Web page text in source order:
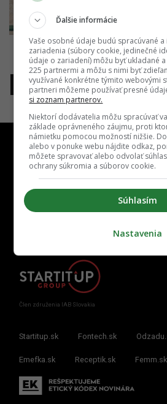
Kontakt Inzercia Cenník
Člen združenia IAB Slovakia
Startitup.sk Fontech.sk
Emefka.sk Receptik.sk Femm.sk
Ďalšie informácie
Vaše osobné údaje budú spracúvané
zariadenia (súbory cookie, jedinečné
údaje o zariadení) môžu byť ukladané
225 partnermi a môžu s nimi byť
využívané konkrétne týmito webovými
partneri môžeme používať presné
si zoznam partnerov.
Niektorí dodávatelia môžu spracúvať
základe oprávneného záujmu, proti
námietku pomocou možností nižšie.
alebo v ponuke webu nájdite odkaz,
môžete spravovať alebo odvolať
ochrany súkromia a súborov cookie.
Súhlasím
Nastavenia